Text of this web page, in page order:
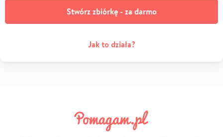
Stwórz zbiórkę - za darmo
Jak to działa?